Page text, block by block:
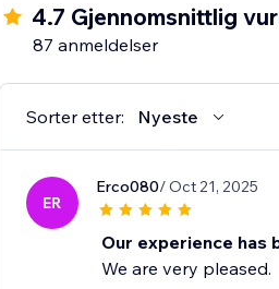
4.7 Gjennomsnittlig
87 anmeldelser
Sorter etter: Nyeste
ER
Erco080/ Oct 21, 2025
Our experience has
We are very pleased.